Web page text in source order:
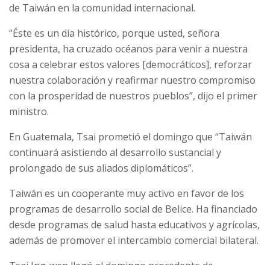
de Taiwán en la comunidad internacional.
“Éste es un día histórico, porque usted, señora
presidenta, ha cruzado océanos para venir a nuestra
cosa a celebrar estos valores [democráticos], reforzar
nuestra colaboración y reafirmar nuestro compromiso
con la prosperidad de nuestros pueblos”, dijo el primer
ministro.
En Guatemala, Tsai prometió el domingo que “Taiwán
continuará asistiendo al desarrollo sustancial y
prolongado de sus aliados diplomáticos”.
Taiwán es un cooperante muy activo en favor de los
programas de desarrollo social de Belice. Ha financiado
desde programas de salud hasta educativos y agrícolas,
además de promover el intercambio comercial bilateral.